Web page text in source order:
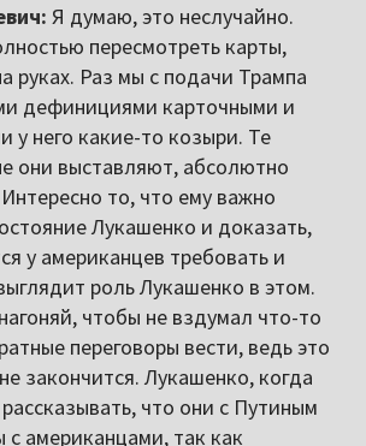
Я думаю, это неслучайно.
пересмотреть карты,
руках. Раз мы с подачи Трампа
дефинициями карточными и
у него какие-то козыри. Те
они выставляют, абсолютно
то, что ему важно
Лукашенко и доказать,
у американцев требовать и
роль Лукашенко в этом.
чтобы не вздумал что-то
переговоры вести, ведь это
закончится. Лукашенко, когда
что они с Путиным
с американцами, так как